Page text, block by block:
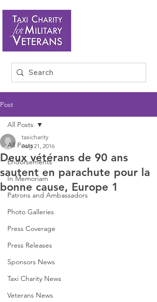
Post
All Posts
Endorsements
In Memoriam
Patrons and Ambassadors
Photo Galleries
Press Coverage
Press Releases
Sponsors News
Taxi Charity News
Veterans News
All Posts
Deux vétérans de 90 ans
sautent en parachute pour la
bonne cause, Europe 1
taxicharity
Aug 21, 2016